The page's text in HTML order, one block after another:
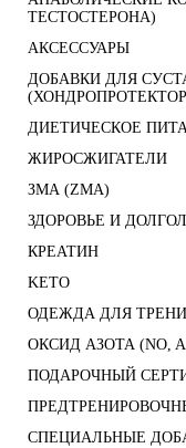
ТЕСТОСТЕРОНА)
АКСЕССУАРЫ
ДОБАВКИ ДЛЯ
ДИЕТИЧЕСКОЕ
ЖИРОСЖИГАТЕЛИ
ЗМА (ZMA)
ЗДОРОВЬЕ И
КРЕАТИН
KETO
ОДЕЖДА ДЛЯ
ОКСИД АЗОТА (NO,
ПОДАРОЧНЫЙ
СПЕЦИАЛЬНЫЕ